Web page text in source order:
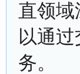
直领
以通
务。